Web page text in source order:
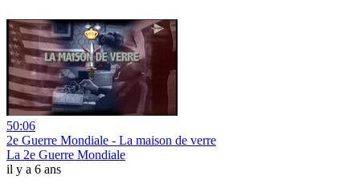
50:06
2e Guerre Mondiale - La maison de verre
La 2e Guerre Mondiale
il y a 6 ans